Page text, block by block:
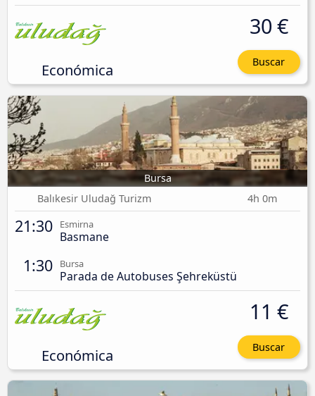
Económica
30 €
Buscar
Bursa
Balıkesir Uludağ Turizm
4h 0m
21:30 Esmirna
Basmane
1:30 Bursa
Parada de Autobuses Şehreküstü
Económica
11 €
Buscar